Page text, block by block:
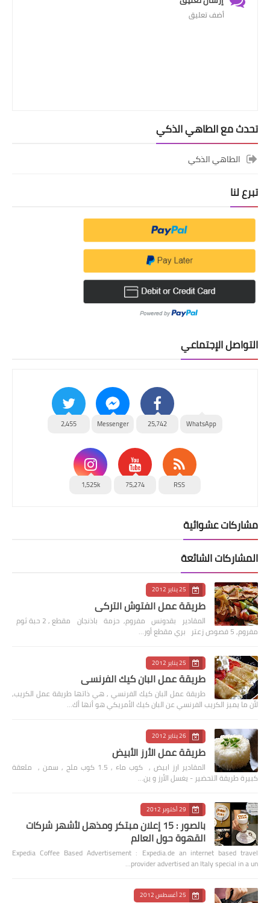
أضف تعليق
تحدث مع الطاهي الذكي
الطاهي الذكي
تبرع لنا
التواصل الإجتماعي
WhatsApp
25,742
Messenger
2,455
RSS
75,274
1,525k
مشاركات عشوائية
المشاركات الشائعة
25 يناير 2012
طريقة عمل الفتوش التركي
المقادير بقدونس مفروم, حزمة باذنجان مقطع , 2 حبة ثوم
مفروم, 5 فصوص زعتر بري مقطع أور…
25 يناير 2012
طريقة عمل البان كيك الفرنسي
طريقة عمل البان كيك الفرنسي , هي ذاتها طريقة عمل الكريب,
لأن ما يميز الكريب الفرنسي عن البان كيك الأمريكي هو أنها أك…
26 يناير 2012
طريقة عمل الأرز الأبيض
المقادير ارز ابيض , كوب ماء , 1.5 كوب ملح , سمن , ملعقة
كبيرة طريقة التحضير - يغسل الأرز و ين…
29 أكتوبر 2012
بالصور : 15 إعلان مبتكر ومذهل لأشهر شركات
القهوة حول العالم
Expedia Coffee Based Advertisement : Expedia.de an internet based travel
provider advertised an Italy special in a un…
25 أغسطس 2012